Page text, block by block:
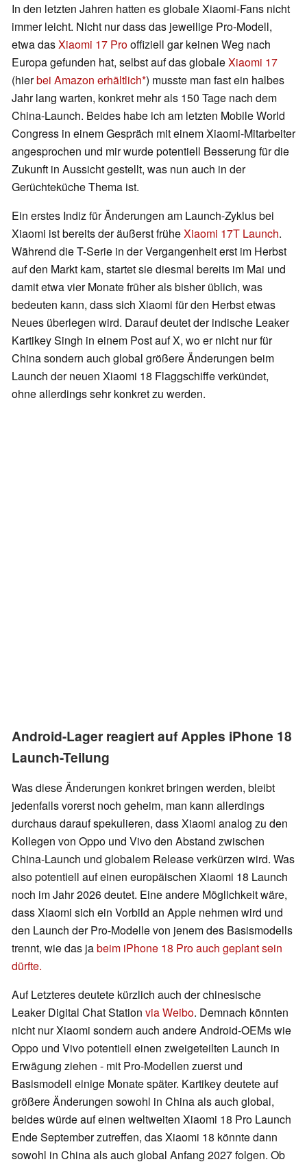
In den letzten Jahren hatten es globale Xiaomi-Fans nicht
immer leicht. Nicht nur dass das jeweilige Pro-Modell,
etwa dasXiaomi 17 Prooffiziell gar keinen Weg nach
Europa gefunden hat, selbst auf das globaleXiaomi 17
(hierbei Amazon erhältlich ) musste man fast ein halbes
Jahr lang warten, konkret mehr als 150 Tage nach dem
China-Launch. Beides habe ich am letzten Mobile World
Congress in einem Gespräch mit einem Xiaomi-Mitarbeiter
angesprochen und mir wurde potentiell Besserung für die
Zukunft in Aussicht gestellt, was nun auch in der
Gerüchteküche Thema ist.
Ein erstes Indiz für Änderungen am Launch-Zyklus bei
Xiaomi ist bereits der äußerst früheXiaomi 17T Launch.
Während die T-Serie in der Vergangenheit erst im Herbst
auf den Markt kam, startet sie diesmal bereits im Mai und
damit etwa vier Monate früher als bisher üblich, was
bedeuten kann, dass sich Xiaomi für den Herbst etwas
Neues überlegen wird. Darauf deutet der indische Leaker
Kartikey Singh in einem Post auf X, wo er nicht nur für
China sondern auch global größere Änderungen beim
Launch der neuen Xiaomi 18 Flaggschiffe verkündet,
ohne allerdings sehr konkret zu werden.
Android-Lager reagiert auf Apples iPhone 18
Launch-Teilung
Was diese Änderungen konkret bringen werden, bleibt
jedenfalls vorerst noch geheim, man kann allerdings
durchaus darauf spekulieren, dass Xiaomi analog zu den
Kollegen von Oppo und Vivo den Abstand zwischen
China-Launch und globalem Release verkürzen wird. Was
also potentiell auf einen europäischen Xiaomi 18 Launch
noch im Jahr 2026 deutet. Eine andere Möglichkeit wäre,
dass Xiaomi sich ein Vorbild an Apple nehmen wird und
den Launch der Pro-Modelle von jenem des Basismodells
trennt, wie das jabeim iPhone 18 Pro auch geplant sein
dürfte.
Auf Letzteres deutete kürzlich auch der chinesische
Leaker Digital Chat Station via Weibo. Demnach könnten
nicht nur Xiaomi sondern auch andere Android-OEMs wie
Oppo und Vivo potentiell einen zweigeteilten Launch in
Erwägung ziehen - mit Pro-Modellen zuerst und
Basismodell einige Monate später. Kartikey deutete auf
größere Änderungen sowohl in China als auch global,
beides würde auf einen weltweiten Xiaomi 18 Pro Launch
Ende September zutreffen, das Xiaomi 18 könnte dann
sowohl in China als auch global Anfang 2027 folgen. Ob